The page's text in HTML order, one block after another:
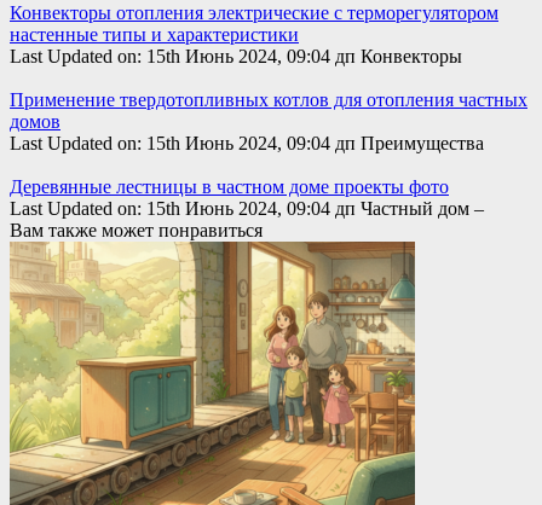
Конвекторы отопления электрические с терморегулятором
настенные типы и характеристики
Last Updated on: 15th Июнь 2024, 09:04 дп Конвекторы
Применение твердотопливных котлов для отопления частных
домов
Last Updated on: 15th Июнь 2024, 09:04 дп Преимущества
Деревянные лестницы в частном доме проекты фото
Last Updated on: 15th Июнь 2024, 09:04 дп Частный дом –
Вам также может понравиться